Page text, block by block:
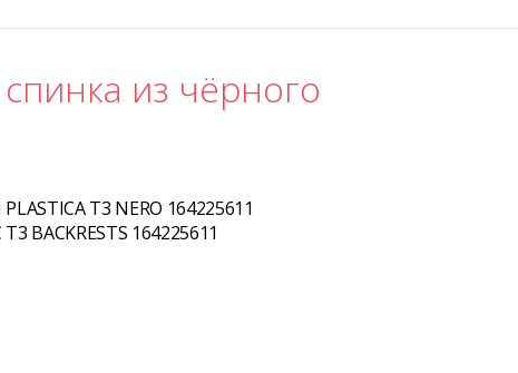
из чёрного
T3 NERO 164225611
BACKRESTS 164225611